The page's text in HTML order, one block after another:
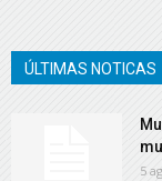
ÚLTIMAS NOTICAS
5